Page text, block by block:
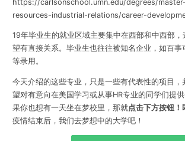
https://carlsonschool.umn.edu/degrees/
resources-industrial-relations/career-
19年毕业生的就业区域主要集中在西部和中西部
望有直接关系。毕业生也往往被知名企业，如百
等录用。
今天介绍的这些专业，只是一些有代表性的项目，
望对有意向在美国学习或从事HR专业的同学们提供
果你也想有一天坐在梦校里，那就点击下方按钮！
疫情结束后，我们去梦想中的大学吧！